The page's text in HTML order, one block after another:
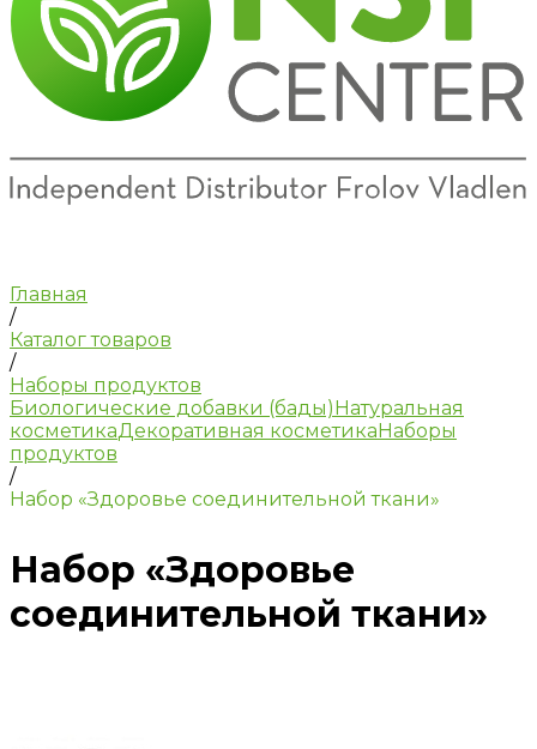
Главная
/
Каталог товаров
/
Наборы продуктов
Биологические добавки (бады) Натуральная
косметикаДекоративная косметика Наборы
продуктов
/
Набор «Здоровье соединительной ткани»
Набор «Здоровье
соединительной ткани»